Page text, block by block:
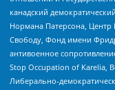
канадский
Нормана Патерсона,
Свободу, Фонд имени
антивоенное
Stop Occupation of Karelia,
Либерально-